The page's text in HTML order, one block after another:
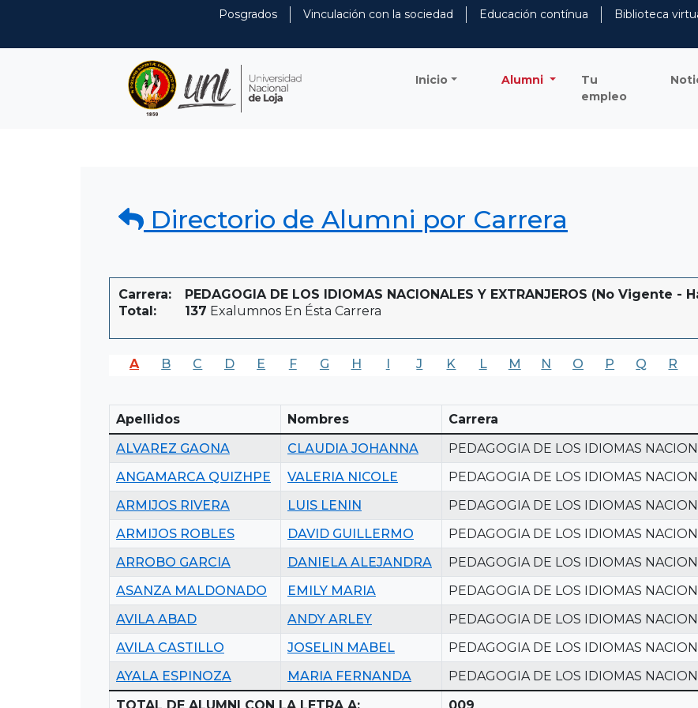
Posgrados Vinculación con la sociedad Educación contínua
Biblioteca
Inicio Alumni
Tu
empleo
Directorio de Alumni por Carrera
Carrera:
PEDAGOGIA DE LOS IDIOMAS NACIONALES Y EXTRANJEROS (No Vigente
Total:
137 Exalumnos En Ésta Carrera
A B C D E F G H I J K L M N O P Q R
Apellidos Nombres Carrera
ALVAREZ GAONA
CLAUDIA JOHANNA PEDAGOGIA DE LOS IDIOMAS
ANGAMARCA QUIZHPE
VALERIA NICOLE PEDAGOGIA DE LOS IDIOMAS
ARMIJOS RIVERA
LUIS LENIN PEDAGOGIA DE LOS IDIOMAS
ARMIJOS ROBLES
DAVID GUILLERMO PEDAGOGIA DE LOS IDIOMAS
ARROBO GARCIA
DANIELA ALEJANDRA PEDAGOGIA DE LOS IDIOMAS
ASANZA MALDONADO
EMILY MARIA PEDAGOGIA DE LOS IDIOMAS
AVILA ABAD
ANDY ARLEY PEDAGOGIA DE LOS IDIOMAS
AVILA CASTILLO
JOSELIN MABEL PEDAGOGIA DE LOS IDIOMAS
AYALA ESPINOZA
MARIA FERNANDA PEDAGOGIA DE LOS IDIOMAS
TOTAL DE ALUMNI CON LA LETRA A:
009